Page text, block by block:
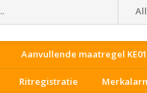
Aanvullende maatregel KE01
Ritregistratie